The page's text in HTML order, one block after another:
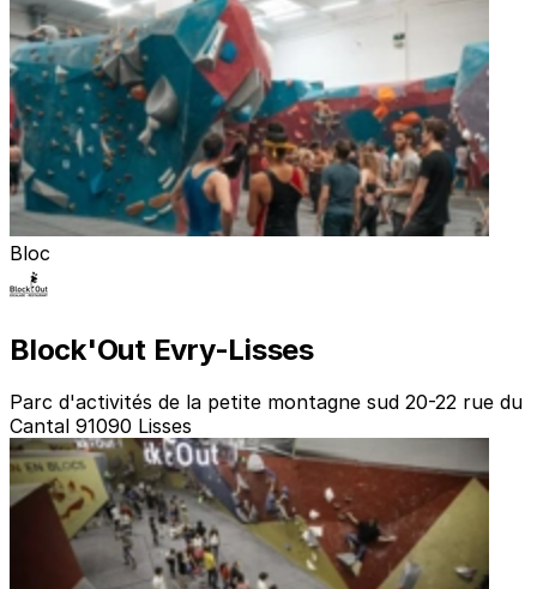
Bloc
Block'Out Evry-Lisses
Parc d'activités de la petite montagne sud 20-22 rue du
Cantal 91090 Lisses